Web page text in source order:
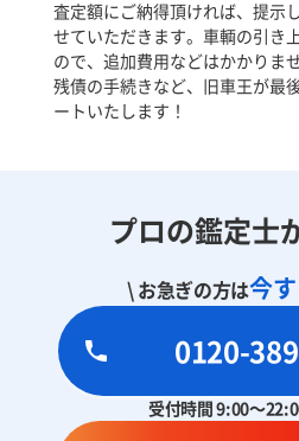
査定額にご納得頂ければ、提示
せていただきます。車輌の引き
ので、追加費用などはかかりま
残債の手続きなど、旧車王が最
ートいたします！
プロの鑑定士
\ お急ぎの方は今
0120-
受付時間 9:00～